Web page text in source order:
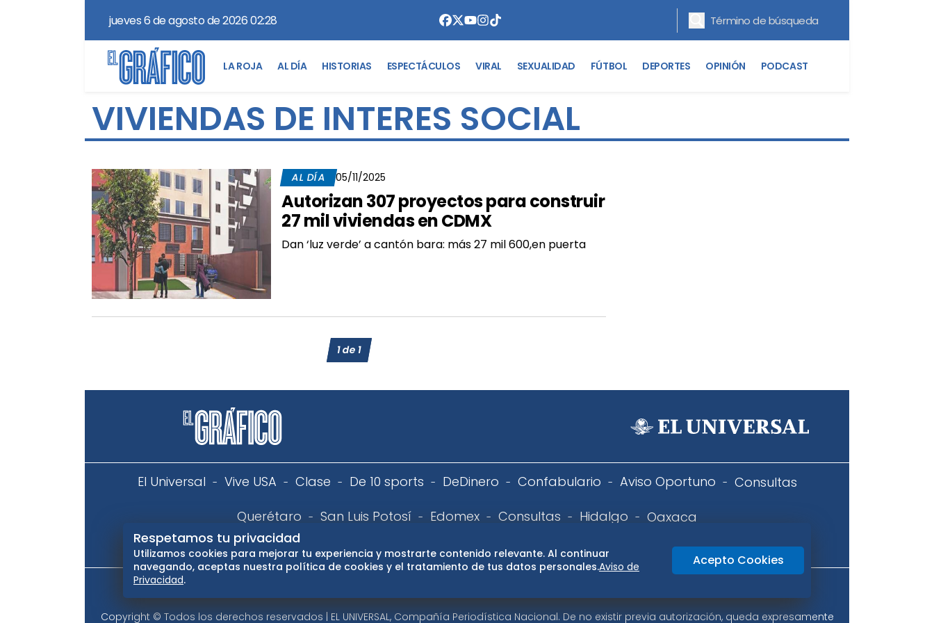
jueves 6 de agosto de 2026 02:28
LA ROJA AL DÍA HISTORIAS ESPECTÁCULOS VIRAL SEXUALIDAD FÚTBOL DEPORTES OPINIÓN PODCAST
VIVIENDAS DE INTERES SOCIAL
AL DÍA 05/11/2025
Autorizan 307 proyectos para construir
27 mil viviendas en CDMX
Dan ‘luz verde’ a cantón bara: más 27 mil 600,en puerta
1de1
El Universal Vive USA Clase De 10 sports DeDinero Confabulario Aviso Oportuno
Consultas
Querétaro
San Luis Potosí Edomex Consultas Hidalgo Oaxaca
Aviso de privacidad Directorio Términos y Condiciones Publicidad
Copyright © Todos los derechos reservados | EL UNIVERSAL, Compañía Periodística Nacional. De no existir previa autorización, queda expresamente
Respetamos tu privacidad
Utilizamos cookies para mejorar tu experiencia y mostrarte contenido relevante. Al continuar
navegando, aceptas nuestra política de cookies y el tratamiento de tus datos personales.Aviso de
Privacidad.
Acepto Cookies